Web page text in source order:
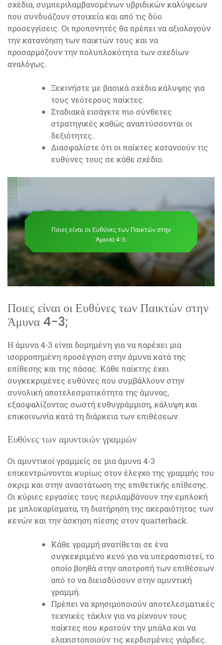
σχέδια, συμπεριλαμβανομένων υβριδικών καλύψεων
που συνδυάζουν στοιχεία και από τις δύο
προσεγγίσεις. Οι προπονητές θα πρέπει να αξιολογούν
την κατανόηση των παικτών τους και να
προσαρμόζουν την πολυπλοκότητα των σχεδίων
αναλόγως.
Ξεκινήστε με βασικά σχέδια κάλυψης για
τους νεότερους παίκτες.
Σταδιακά εισάγετε πιο σύνθετες
στρατηγικές καθώς αναπτύσσονται οι
δεξιότητες.
Διασφαλίστε ότι οι παίκτες κατανοούν τις
ευθύνες τους σε κάθε σχέδιο.
Ποιες είναι οι Ευθύνες των Παικτών στην
Άμυνα 4-3;
Η άμυνα 4-3 είναι δομημένη για να παρέχει μια
ισορροπημένη προσέγγιση στην άμυνα κατά της
επίθεσης και της πάσας. Κάθε παίκτης έχει
συγκεκριμένες ευθύνες που συμβάλλουν στην
συνολική αποτελεσματικότητα της άμυνας,
εξασφαλίζοντας σωστή ευθυγράμμιση, κάλυψη και
επικοινωνία κατά τη διάρκεια των επιθέσεων.
Ευθύνες των αμυντικών γραμμών
Οι αμυντικοί γραμμείς σε μια άμυνα 4-3
επικεντρώνονται κυρίως στον έλεγχο της γραμμής του
σκριμ και στην αναστάτωση της επιθετικής επίθεσης.
Οι κύριες εργασίες τους περιλαμβάνουν την εμπλοκή
με μπλοκαρίσματα, τη διατήρηση της ακεραιότητας των
κενών και την άσκηση πίεσης στον quarterback.
Κάθε γραμμή ανατίθεται σε ένα
συγκεκριμένο κενό για να υπερασπιστεί, το
οποίο βοηθά στην αποτροπή των επιθέσεων
από το να διεισδύσουν στην αμυντική
γραμμή.
Πρέπει να χρησιμοποιούν αποτελεσματικές
τεχνικές τάκλιν για να ρίχνουν τους
παίκτες που κρατούν την μπάλα και να
ελαχιστοποιούν τις κερδισμένες γιάρδες.